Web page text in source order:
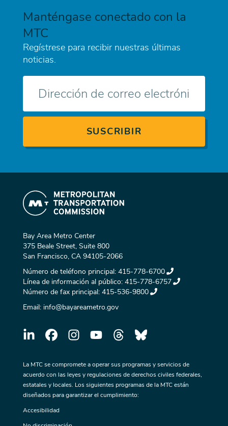
Manténgase conectado con la
MTC
Regístrese para recibir nuestras últimas
noticias.
electrónico
Bay Area Metro Center
375 Beale Street, Suite 800
San Francisco, CA 94105-2066
Número de teléfono principal: 415-778-6700
Línea de información al público: 415-778-6757
Número de fax principal: 415-536-9800
Email: info@bayareametro.gov
La MTC se compromete a operar sus programas y servicios de
acuerdo con las leyes y regulaciones de derechos civiles federales,
estatales y locales. Los siguientes programas de la MTC están
diseñados para garantizar el cumplimiento:
Accesibilidad